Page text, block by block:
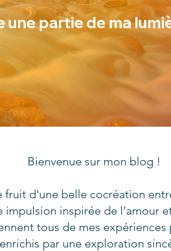
une partie de ma
Bienvenue sur mon blog !
fruit d'une belle cocréation
impulsion inspirée de l’amour
tous de mes
par une exploration